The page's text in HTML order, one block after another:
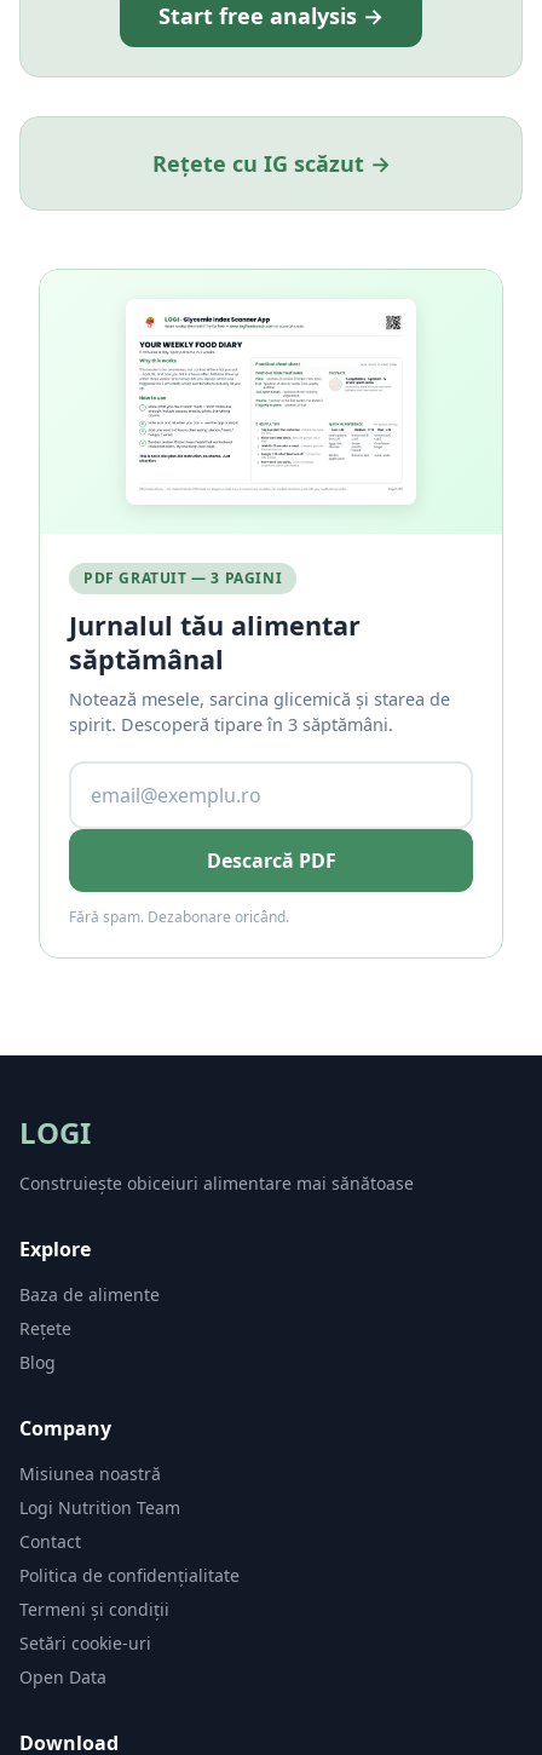
Start free analysis →
Rețete cu IG scăzut →
PDF GRATUIT — 3 PAGINI
Jurnalul tău alimentar
săptămânal
Notează mesele, sarcina glicemică și starea de
spirit. Descoperă tipare în 3 săptămâni.
Descarcă PDF
Fără spam. Dezabonare oricând.
LOGI
Construiește obiceiuri alimentare mai sănătoase
Explore
Baza de alimente
Rețete
Blog
Company
Misiunea noastră
Logi Nutrition Team
Contact
Politica de confidențialitate
Termeni și condiții
Setări cookie-uri
Open Data
Download